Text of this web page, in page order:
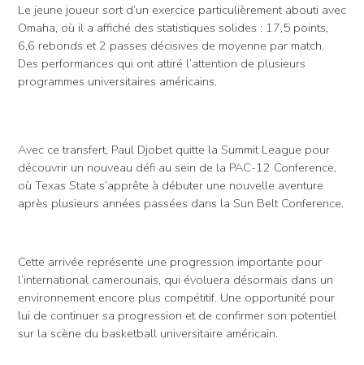
Le jeune joueur sort d’un exercice particulièrement abouti avec
Omaha, où il a affiché des statistiques solides : 17,5 points,
6,6 rebonds et 2 passes décisives de moyenne par match.
Des performances qui ont attiré l’attention de plusieurs
programmes universitaires américains.
Avec ce transfert, Paul Djobet quitte la Summit League pour
découvrir un nouveau défi au sein de la PAC-12 Conference,
où Texas State s’apprête à débuter une nouvelle aventure
après plusieurs années passées dans la Sun Belt Conference.
Cette arrivée représente une progression importante pour
l’international camerounais, qui évoluera désormais dans un
environnement encore plus compétitif. Une opportunité pour
lui de continuer sa progression et de confirmer son potentiel
sur la scène du basketball universitaire américain.